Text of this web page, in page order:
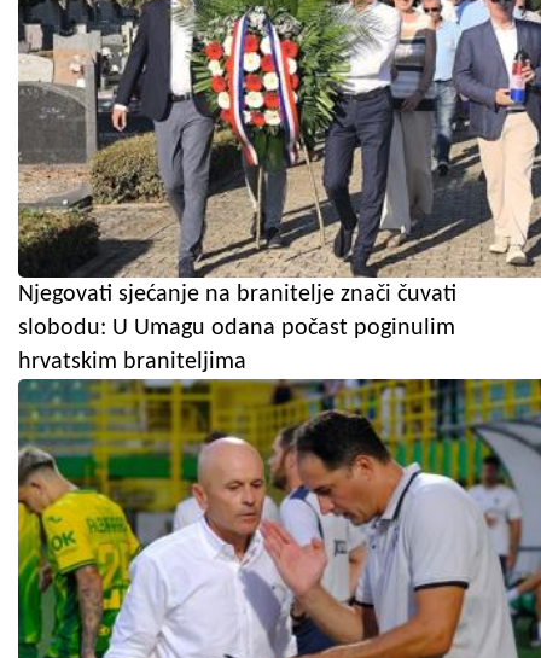
Njegovati sjećanje na branitelje znači čuvati
slobodu: U Umagu odana počast poginulim
hrvatskim braniteljima